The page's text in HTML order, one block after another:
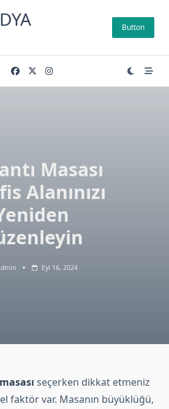
Button
Masası
Alanınızı
Eyl 16, 2024
seçerken dikkat etmeniz
faktör var. Masanın büyüklüğü,